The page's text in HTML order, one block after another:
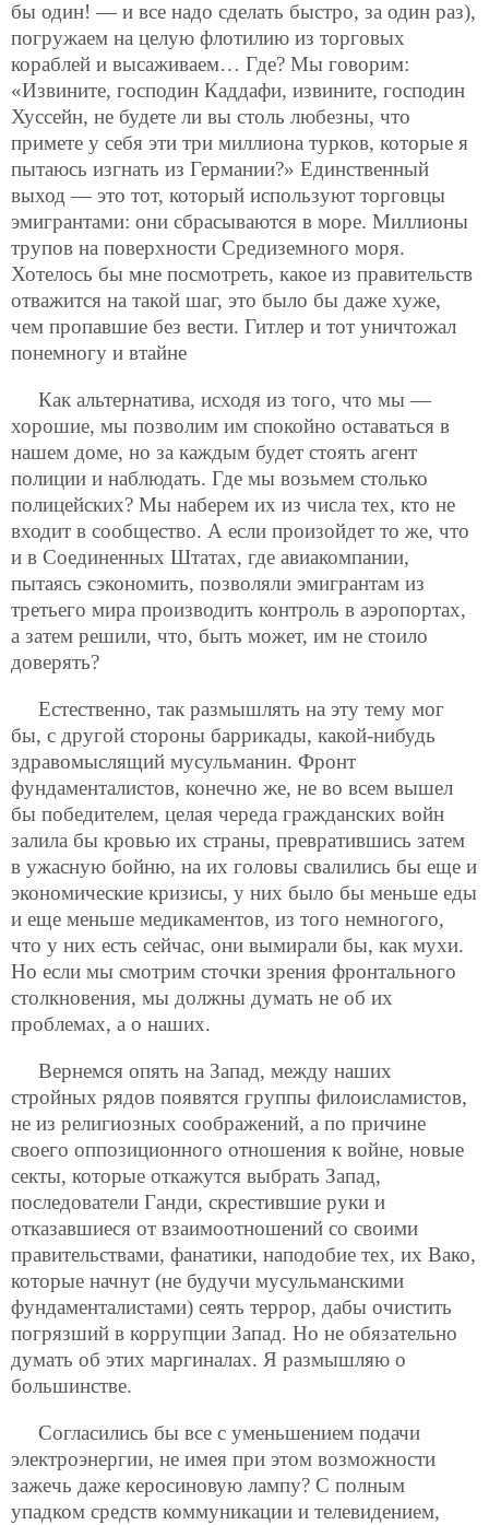
бы один! — и все надо сделать быстро, за один раз),
погружаем на целую флотилию из торговых
кораблей и высаживаем… Где? Мы говорим:
«Извините, господин Каддафи, извините, господин
Хуссейн, не будете ли вы столь любезны, что
примете у себя эти три миллиона турков, которые я
пытаюсь изгнать из Германии?» Единственный
выход — это тот, который используют торговцы
эмигрантами: они сбрасываются в море. Миллионы
трупов на поверхности Средиземного моря.
Хотелось бы мне посмотреть, какое из правительств
отважится на такой шаг, это было бы даже хуже,
чем пропавшие без вести. Гитлер и тот уничтожал
понемногу и втайне
Как альтернатива, исходя из того, что мы —
хорошие, мы позволим им спокойно оставаться в
нашем доме, но за каждым будет стоять агент
полиции и наблюдать. Где мы возьмем столько
полицейских? Мы наберем их из числа тех, кто не
входит в сообщество. А если произойдет то же, что
и в Соединенных Штатах, где авиакомпании,
пытаясь сэкономить, позволяли эмигрантам из
третьего мира производить контроль в аэропортах,
а затем решили, что, быть может, им не стоило
доверять?
Естественно, так размышлять на эту тему мог
бы, с другой стороны баррикады, какой-нибудь
здравомыслящий мусульманин. Фронт
фундаменталистов, конечно же, не во всем вышел
бы победителем, целая череда гражданских войн
залила бы кровью их страны, превратившись затем
в ужасную бойню, на их головы свалились бы еще и
экономические кризисы, у них было бы меньше еды
и еще меньше медикаментов, из того немногого,
что у них есть сейчас, они вымирали бы, как мухи.
Но если мы смотрим сточки зрения фронтального
столкновения, мы должны думать не об их
проблемах, а о наших.
Вернемся опять на Запад, между наших
стройных рядов появятся группы филоисламистов,
не из религиозных соображений, а по причине
своего оппозиционного отношения к войне, новые
секты, которые откажутся выбрать Запад,
последователи Ганди, скрестившие руки и
отказавшиеся от взаимоотношений со своими
правительствами, фанатики, наподобие тех, их Вако,
которые начнут (не будучи мусульманскими
фундаменталистами) сеять террор, дабы очистить
погрязший в коррупции Запад. Но не обязательно
думать об этих маргиналах. Я размышляю о
большинстве.
Согласились бы все с уменьшением подачи
электроэнергии, не имея при этом возможности
зажечь даже керосиновую лампу? С полным
упадком средств коммуникации и телевидением,